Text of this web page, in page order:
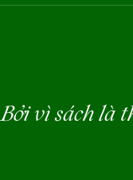
Bởi vì sách là